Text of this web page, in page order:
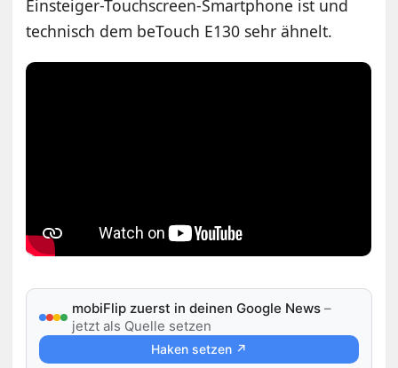
Einsteiger-Touchscreen-Smartphone ist und
technisch dem beTouch E130 sehr ähnelt.
mobiFlip zuerst in deinen Google News –
jetzt als Quelle setzen
Haken setzen ↗